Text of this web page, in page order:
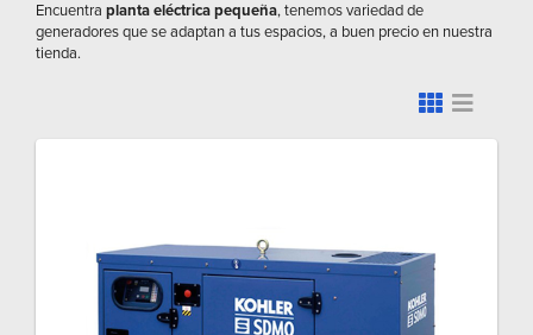
Encuentra planta eléctrica pequeña, tenemos variedad de
generadores que se adaptan a tus espacios, a buen precio en nuestra
tienda.